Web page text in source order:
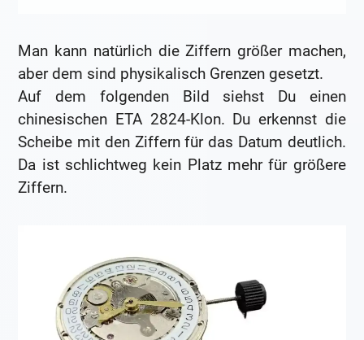
Man kann natürlich die Ziffern größer machen,
aber dem sind physikalisch Grenzen gesetzt.
Auf dem folgenden Bild siehst Du einen
chinesischen ETA 2824-Klon. Du erkennst die
Scheibe mit den Ziffern für das Datum deutlich.
Da ist schlichtweg kein Platz mehr für größere
Ziffern.